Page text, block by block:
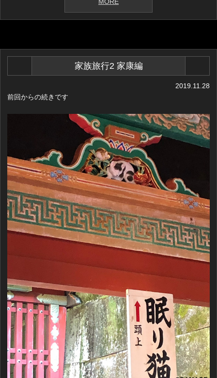
MORE
家族旅行2 家康編
2019.11.28
前回からの続きです